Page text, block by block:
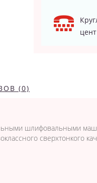
(0)
шлифовальными
сверхтонкого